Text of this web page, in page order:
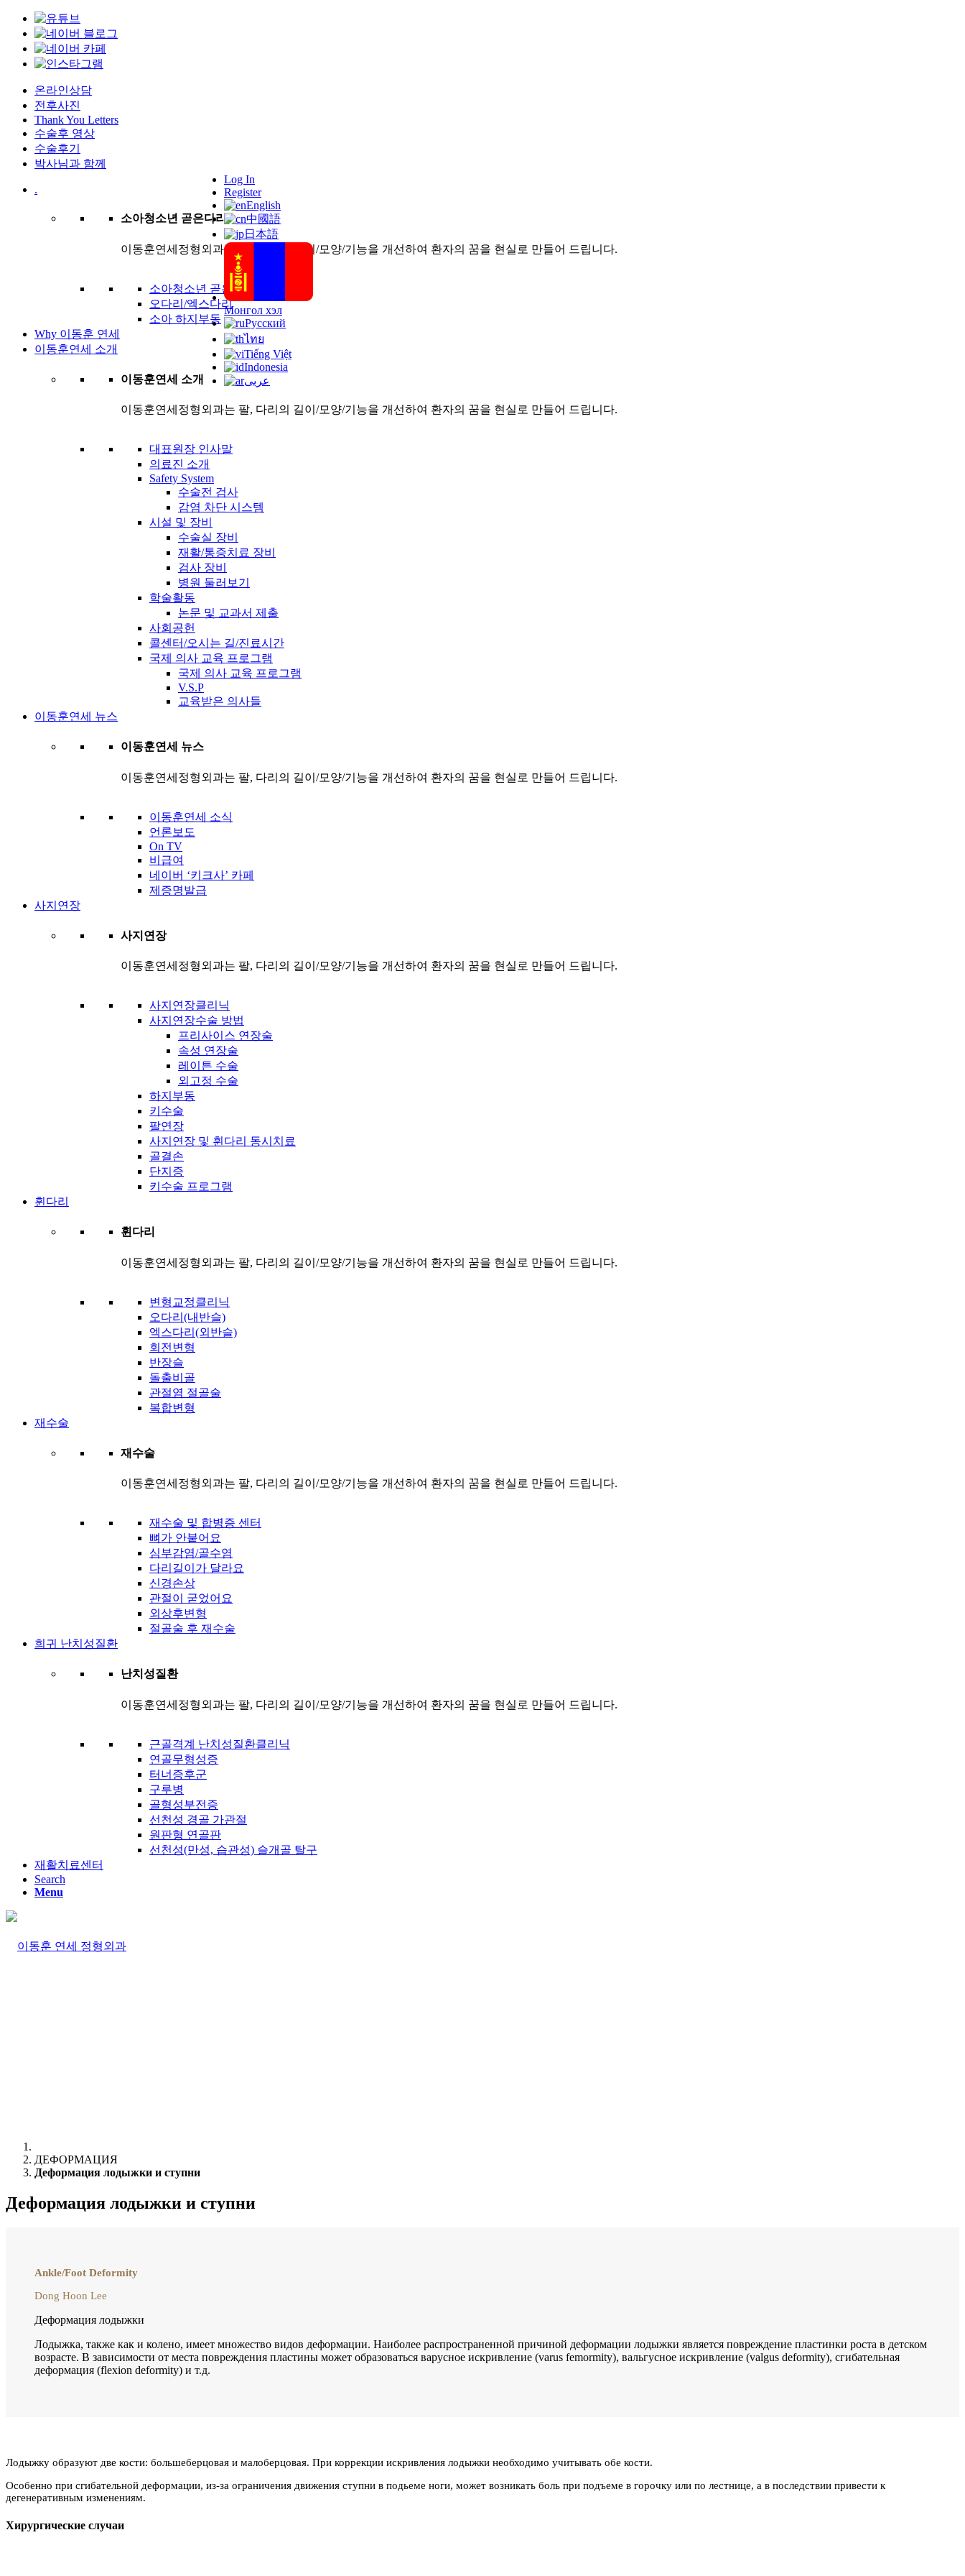
온라인상담
전후사진
Thank You Letters
수술후 영상
수술후기
박사님과 함께
Log In
Register
English
中國語
日本語
Монгол хэл
Русский
ไทย
Tiếng Việt
Indonesia
عربى
.
소아청소년 곧은다리
이동훈연세정형외과는 팔, 다리의 길이/모양/기능을 개선하여 환자의 꿈을 현실로 만들어 드립니다.
소아청소년 곧은다리 클리닉
오다리/엑스다리
소아 하지부동
Why 이동훈 연세
이동훈연세 소개
이동훈연세 소개
이동훈연세정형외과는 팔, 다리의 길이/모양/기능을 개선하여 환자의 꿈을 현실로 만들어 드립니다.
대표원장 인사말
의료진 소개
Safety System
수술전 검사
감염 차단 시스템
시설 및 장비
수술실 장비
재활/통증치료 장비
검사 장비
병원 둘러보기
학술활동
논문 및 교과서 제출
사회공헌
콜센터/오시는 길/진료시간
국제 의사 교육 프로그램
국제 의사 교육 프로그램
V.S.P
교육받은 의사들
이동훈연세 뉴스
이동훈연세 뉴스
이동훈연세정형외과는 팔, 다리의 길이/모양/기능을 개선하여 환자의 꿈을 현실로 만들어 드립니다.
이동훈연세 소식
언론보도
On TV
비급여
네이버 ‘키크사’ 카페
제증명발급
사지연장
사지연장
이동훈연세정형외과는 팔, 다리의 길이/모양/기능을 개선하여 환자의 꿈을 현실로 만들어 드립니다.
사지연장클리닉
사지연장수술 방법
프리사이스 연장술
속성 연장술
레이튼 수술
외고정 수술
하지부동
키수술
팔연장
사지연장 및 휜다리 동시치료
골결손
단지증
키수술 프로그램
휜다리
휜다리
이동훈연세정형외과는 팔, 다리의 길이/모양/기능을 개선하여 환자의 꿈을 현실로 만들어 드립니다.
변형교정클리닉
오다리(내반슬)
엑스다리(외반슬)
회전변형
반장슬
돌출비골
관절염 절골술
복합변형
재수술
재수술
이동훈연세정형외과는 팔, 다리의 길이/모양/기능을 개선하여 환자의 꿈을 현실로 만들어 드립니다.
재수술 및 합병증 센터
뼈가 안붙어요
심부감염/골수염
다리길이가 달라요
신경손상
관절이 굳었어요
외상후변형
절골술 후 재수술
희귀 난치성질환
난치성질환
이동훈연세정형외과는 팔, 다리의 길이/모양/기능을 개선하여 환자의 꿈을 현실로 만들어 드립니다.
근골격계 난치성질환클리닉
연골무형성증
터너증후군
구루병
골형성부전증
선천성 경골 가관절
원판형 연골판
선천성(만성, 습관성) 슬개골 탈구
재활치료센터
Search
Menu
ДЕФОРМАЦИЯ
Деформация лодыжки и ступни
Деформация лодыжки и ступни
Ankle/Foot Deformity
Dong Hoon Lee
Деформация лодыжки
Лодыжка, также как и колено, имеет множество видов деформации. Наиболее распространенной причиной деформации лодыжки является повреждение пластинки роста в детском
возрасте. В зависимости от места повреждения пластины может образоваться варусное искривление (varus femormity), вальгусное искривление (valgus deformity), сгибательная
деформация (flexion deformity) и т.д.
Лодыжку образуют две кости: большеберцовая и малоберцовая. При коррекции искривления лодыжки необходимо учитывать обе кости.
Особенно при сгибательной деформации, из-за ограничения движения ступни в подьеме ноги, может возникать боль при подъеме в горочку или по лестнице, а в последствии привести к
дегенеративным изменениям.
Хирургические случаи